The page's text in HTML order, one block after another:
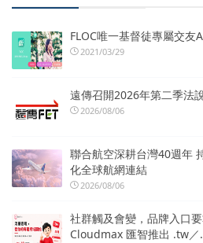
FLOC唯一基督徒專屬交友
2021/03/29
遠傳召開2026年第二季法
2026/08/06
聯合航空深耕台灣40週年
化全球航網連結
2026/08/06
社群觸及會變，品牌入口
Cloudmax 匯智推出 .tw／